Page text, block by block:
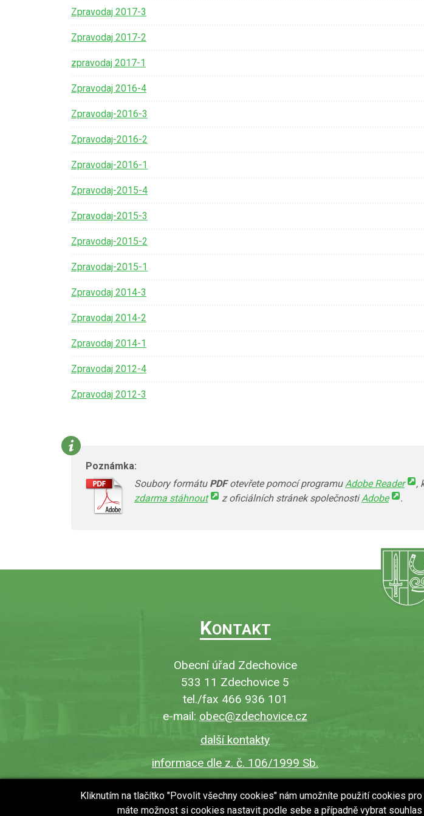
Zpravodaj 2017-3
Zpravodaj 2017-2
zpravodaj 2017-1
Zpravodaj 2016-4
Zpravodaj-2016-3
Zpravodaj-2016-2
Zpravodaj-2016-1
Zpravodaj-2015-4
Zpravodaj-2015-3
Zpravodaj-2015-2
Zpravodaj-2015-1
Zpravodaj 2014-3
Zpravodaj 2014-2
Zpravodaj 2014-1
Zpravodaj 2012-4
Zpravodaj 2012-3
Poznámka:
Soubory formátuPDFotevřete pomocí programu Adobe Reader
,
zdarma stáhnout
z oficiálních stránek společnostiAdobe .
KONTAKT
Obecní úřad Zdechovice
533 11 Zdechovice 5
tel./fax 466 936 101
e-mail: obec@zdechovice.cz
další kontakty
informace dle z. č. 106/1999 Sb.
Kliknutím na tlačítko "Povolit všechny cookies" nám umožníte použití cookies
máte možnost si cookies nastavit podle sebe a případně vybrat